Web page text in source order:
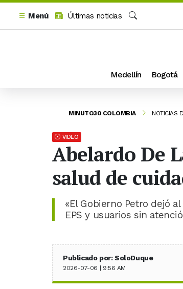
Menú
Últimas noticias
Buscar
Medellín Bogotá
MINUTO30 COLOMBIA NOTICIAS
VIDEO
Abelardo De
salud de
«El Gobierno Petro dejó
EPS y usuarios sin
Publicado por: SoloDuque
2026-07-06 | 9:56 AM